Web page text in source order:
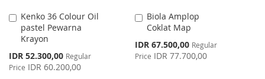
Kenko 36 Colour Oil
pastel Pewarna
Krayon
Special
Price
IDR 52.300,00 Regular
Price IDR 60.200,00
Add
to
Cart
Biola Amplop
Coklat Map
Special
Price
IDR 67.500,00 Regular
Price IDR 77.700,00
Add
to
Cart